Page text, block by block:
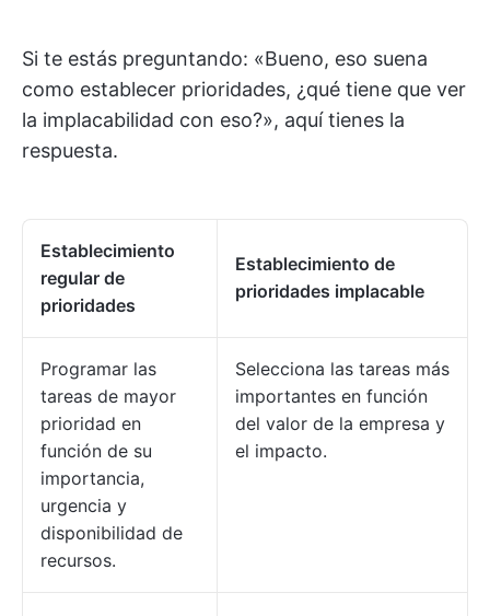
Si te estás preguntando: «Bueno, eso suena
como establecer prioridades, ¿qué tiene que ver
la implacabilidad con eso?», aquí tienes la
respuesta.
Establecimiento
regular de
prioridades
Establecimiento de
prioridades implacable
Programar las
tareas de mayor
prioridad en
función de su
importancia,
urgencia y
disponibilidad de
recursos.
Selecciona las tareas más
importantes en función
del valor de la empresa y
el impacto.